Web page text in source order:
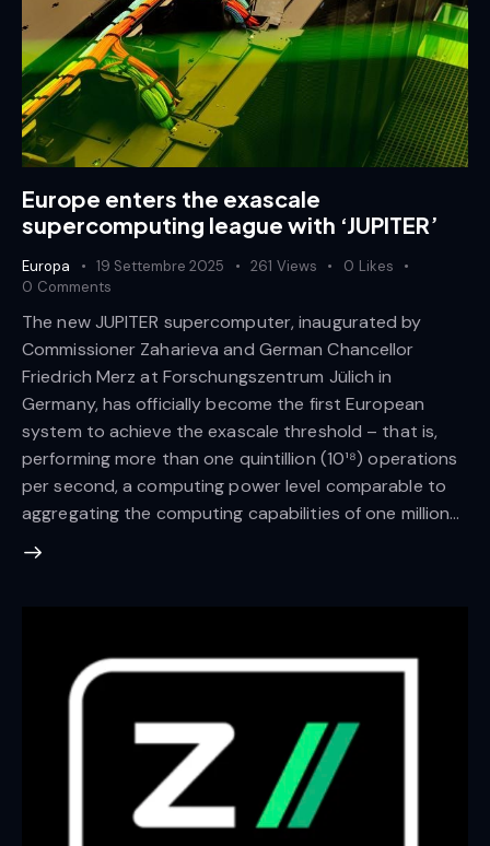
Europe enters the exascale
supercomputing league with ‘JUPITER’
Europa 19 Settembre 2025 261 Views 0 Likes
0 Comments
The new JUPITER supercomputer, inaugurated by
Commissioner Zaharieva and German Chancellor
Friedrich Merz at Forschungszentrum Jülich in
Germany, has officially become the first European
system to achieve the exascale threshold – that is,
performing more than one quintillion (10¹⁸) operations
per second, a computing power level comparable to
aggregating the computing capabilities of one million…